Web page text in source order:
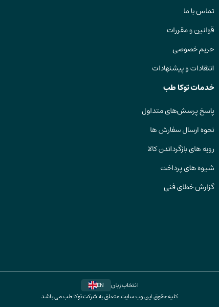
تماس با ما
قوانین و مقررات
حریم خصوصی
انتقادات و پیشنهادات
خدمات توکا طب
پاسخ پرسش‌های متداول
نحوه ارسال سفارش ها
رویه های بازگرداندن کالا
شیوه های پرداخت
گزارش خطای فنی
انتخاب زبان
EN
کلیه حقوق این وب سایت متعلق به شرکت توکا طب می باشد